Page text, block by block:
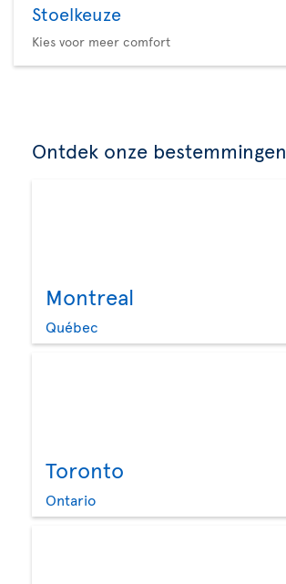
Stoelkeuze
Kies voor meer comfort
Ontdek onze bestemmingen
Montreal
Québec
Toronto
Ontario